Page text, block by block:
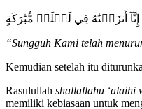
إِنَّآ أَنزَلۡنَٰهُ فِي لَيۡلَةٖ مُّبَٰرَكَةٍ
“Sungguh Kami telah
Kemudian setelah itu
Rasulullah shallallahu ‘alaihi
memiliki kebiasaan untuk